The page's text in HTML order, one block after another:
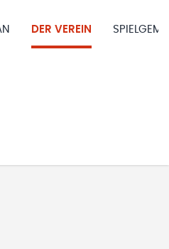
DER VEREIN